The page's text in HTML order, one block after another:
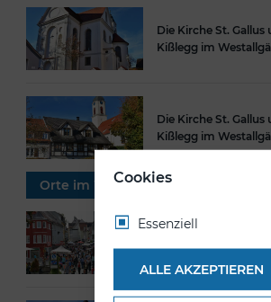
Die Kirche St. Gallus
Kißlegg im
Die Kirche St. Gallus
Kißlegg im
Orte im Westallgäu
Cookies
Essenziell
ALLE AKZEPTIEREN